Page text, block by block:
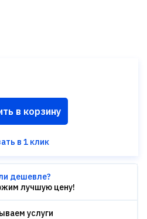
в корзину
в 1 клик
дешевле?
лучшую цену!
услуги